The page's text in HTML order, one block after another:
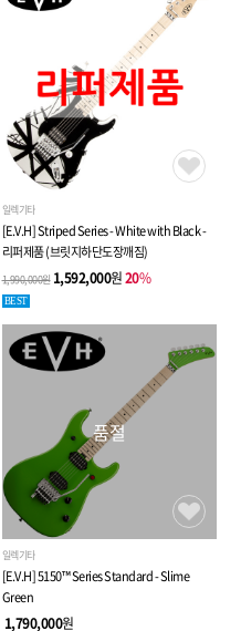
일렉기타
[E.V.H] Striped Series - White with Black -
리퍼제품 (브릿지하단도장깨짐)
1,990,000원 1,592,000원20%
BEST
품절
일렉기타
[E.V.H] 5150™ Series Standard - Slime
Green
1,790,000원